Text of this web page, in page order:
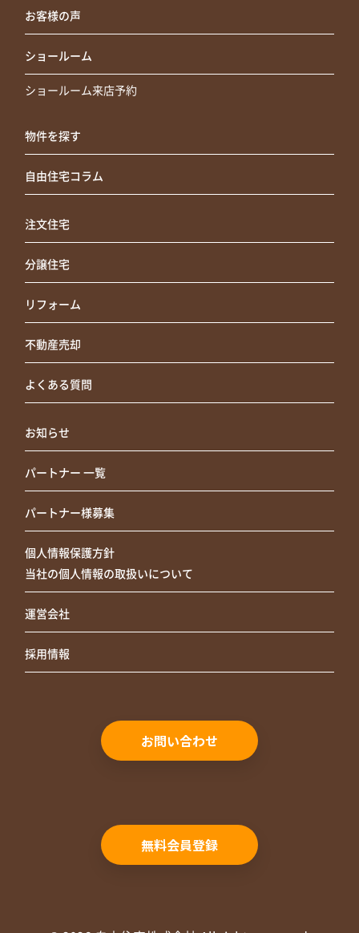
お客様の声
ショールーム
ショールーム来店予約
物件を探す
自由住宅コラム
注文住宅
分譲住宅
リフォーム
不動産売却
よくある質問
お知らせ
パートナー 一覧
パートナー様募集
個人情報保護方針
当社の個人情報の取扱いについて
運営会社
採用情報
お問い合わせ
無料会員登録